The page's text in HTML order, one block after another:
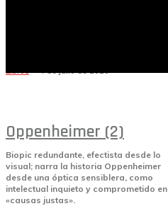
Libros 4 de julio de 2026
Oppenheimer (2)
Biopic redundante, efectista desde lo
visual; narra la historia Oppenheimer
desde una óptica sensiblera, como
intelectual inquieto y comprometido en
«causas justas».